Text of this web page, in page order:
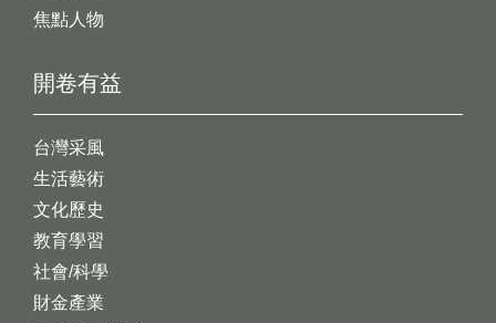
開卷有益
台灣采風
生活藝術
文化歷史
教育學習
社會/科學
財金產業
焦點人物